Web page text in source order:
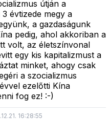
útján a
évtizede megy a
a gazdaságunk
pedig, ahol akkoriban a
volt, az életszínvonal
egy kis kapitalizmust a
minket, ahogy csak
a szocializmus
ezelőtti Kína
fog ez! :-)
16:28:55